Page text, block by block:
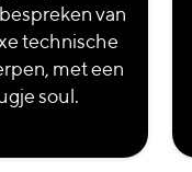
van
technische
met een
soul.